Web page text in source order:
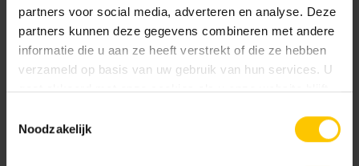
partners voor social media, adverteren en analyse. Deze
partners kunnen deze gegevens combineren met andere
informatie die u aan ze heeft verstrekt of die ze hebben
verzameld op basis van uw gebruik van hun services. U
gaat akkoord met onze cookies als u onze website blijft
Noodzakelijk
Larix Oak